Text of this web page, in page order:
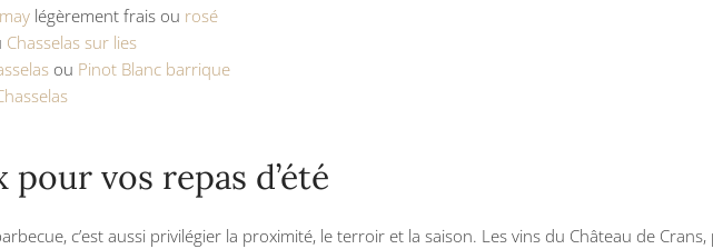
légèrement frais ou rosé
Chasselas sur lies
ou Pinot Blanc barrique
pour vos repas d’été
c’est aussi privilégier la proximité, le terroir et la saison. Les vins du Château de